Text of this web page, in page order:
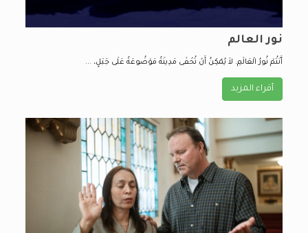
نور العالم
أَنْتُمْ نُورُ الْعَالَمِ. لاَ يُمْكِنُ أَنْ تُخْفَى مَدِينَةٌ مَوْضُوعَةٌ عَلَى جَبَلٍ، ...
أقراء المزيد